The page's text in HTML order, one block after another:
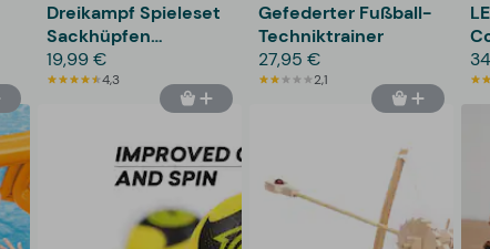
Dreikampf Spieleset
Sackhüpfen
Dosenwerfen Eierlauf
19,99 €
4,3
Gefederter Fußball-
Techniktrainer
27,95 €
2,1